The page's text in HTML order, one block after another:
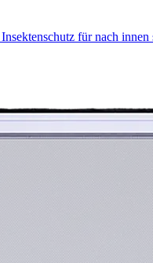
Insektenschutz für nach innen